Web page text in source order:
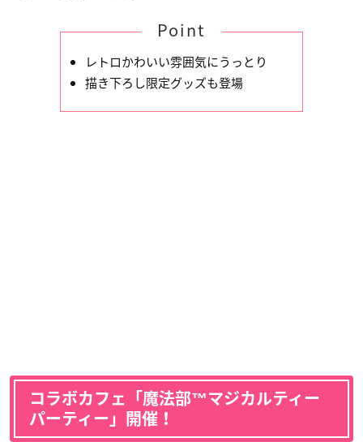
Point
レトロかわいい雰囲気にうっとり
描き下ろし限定グッズも登場
コラボカフェ「魔法部™マジカルティー
パーティー」開催！